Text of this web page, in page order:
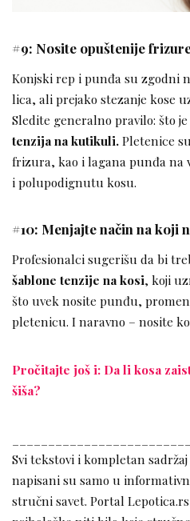
#9: Nosite opuštenije
Konjski rep i punđa su zgodni
lica, ali prejako stezanje kose
Sledite generalno pravilo: što
tenzija na kutikuli.Pletenice
frizura, kao i lagana punđa na
i polupodignutu kosu.
#10: Menjajte način na koji
Profesionalci sugerišu da bi
šablone tenzije na kosi, koji
što uvek nosite punđu,
pletenicu. I naravno – nosite
Pročitajte još i: Da li kosa
šiša?
Svi tekstovi i kompletan
napisani su samo u
stručni savet. Portal